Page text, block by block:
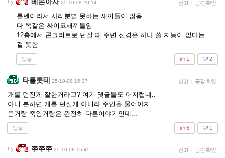
25-10-08 20:14 신고 | 공감 확인
틀벤이라서 사리분별 못하는 새끼들이 많음
다 똑같은 싸이코새끼들임
12층에서 콘크리트로 던질 때 주변 신경은 하나 쓸 지능이 없다는
걸 뜻함
답글 2
1
타를롯테 25-10-08 15:37 신고 | 공감 확인
개를 던진게 잘한거라고? 여기 댓글들도 어지럽네..
아니 분하면 개를 던질게 아니라 주인을 물어야지...
문거랑 죽인거랑은 완전히 다른이야기인데...
답글 1
6
쭈쭈쭈 25-10-08 15:45 신고 | 공감 확인